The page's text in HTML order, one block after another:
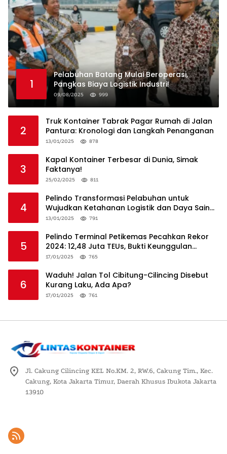
1
Pelabuhan Batang Mulai Beroperasi,
Pangkas Biaya Logistik Industri!
09/08/2025 999
2
Truk Kontainer Tabrak Pagar Rumah di Jalan
Pantura: Kronologi dan Langkah Penanganan
13/01/2025 878
3
Kapal Kontainer Terbesar di Dunia, Simak
Faktanya!
25/02/2025 811
4
Pelindo Transformasi Pelabuhan untuk
Wujudkan Ketahanan Logistik dan Daya Saing
Global
13/01/2025 791
5
Pelindo Terminal Petikemas Pecahkan Rekor
2024: 12,48 Juta TEUs, Bukti Keunggulan
Logistik Nasional
17/01/2025 765
6
Waduh! Jalan Tol Cibitung-Cilincing Disebut
Kurang Laku, Ada Apa?
17/01/2025 761
Jl. Cakung Cilincing KEL No.KM. 2, RW.6, Cakung Tim., Kec.
Cakung, Kota Jakarta Timur, Daerah Khusus Ibukota Jakarta
13910